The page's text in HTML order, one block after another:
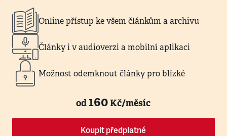
Online přístup ke všem článkům a archivu
Články i v audioverzi a mobilní aplikaci
Možnost odemknout články pro blízké
od160Kč/měsíc
Koupit předplatné